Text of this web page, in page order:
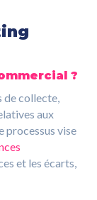
?
de collecte,
aux
processus vise
et les écarts,